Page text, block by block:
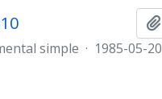
simple · 1985-05-20